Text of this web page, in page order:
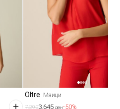
Oltre Маици
7.2903.645 ден-50%